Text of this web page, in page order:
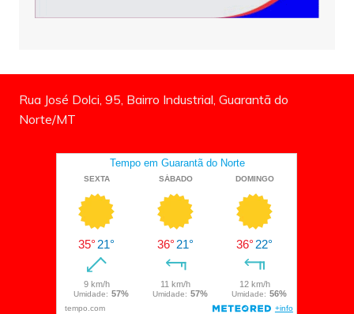
Rua José Dolci, 95, Bairro Industrial, Guarantã do
Norte/MT